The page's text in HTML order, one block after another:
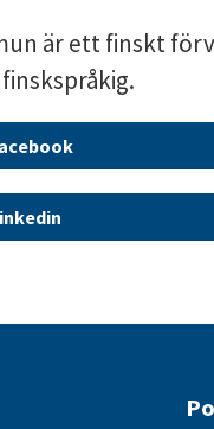
är ett finskt